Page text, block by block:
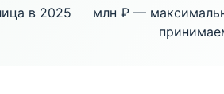
в 2025
млн ₽ —